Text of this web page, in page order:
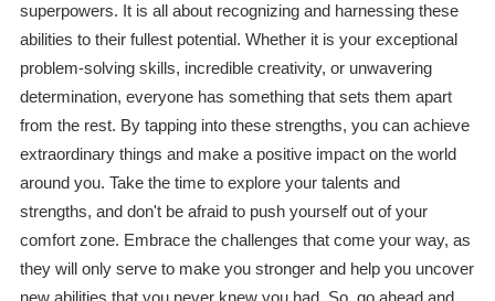
superpowers. It is all about recognizing and harnessing these
abilities to their fullest potential. Whether it is your exceptional
problem-solving skills, incredible creativity, or unwavering
determination, everyone has something that sets them apart
from the rest. By tapping into these strengths, you can achieve
extraordinary things and make a positive impact on the world
around you. Take the time to explore your talents and
strengths, and don't be afraid to push yourself out of your
comfort zone. Embrace the challenges that come your way, as
they will only serve to make you stronger and help you uncover